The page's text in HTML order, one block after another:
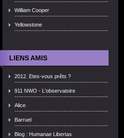
William Cooper
Yellowstone
LIENS AMIS
2012. Etes-vous prêts ?
911 NWO - L'observatoire
Alice
Barruel
Blog : Humanae Libertas